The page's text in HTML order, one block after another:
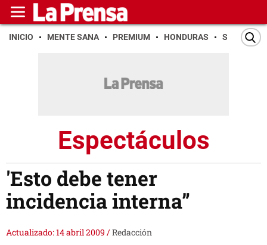
INICIO MENTE SANA PREMIUM HONDURAS SAN PEDRO
Espectáculos
'Esto debe tener
incidencia interna”
Actualizado: 14 abril 2009 /Redacción